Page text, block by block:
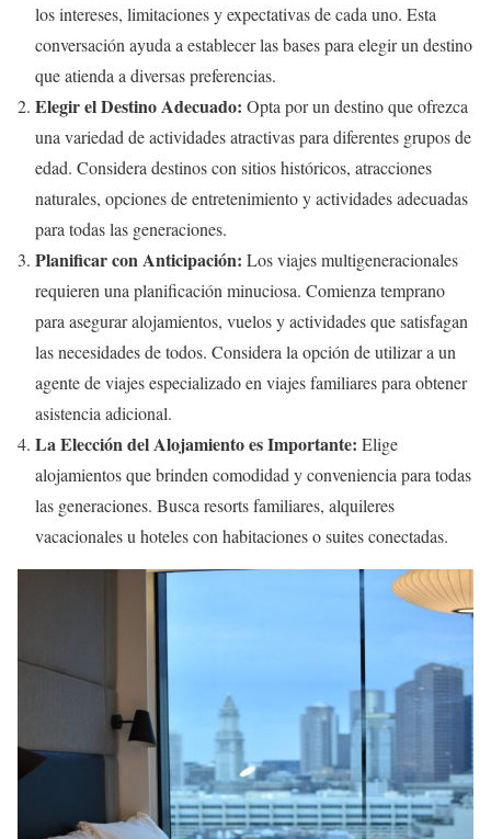
los intereses, limitaciones y expectativas de cada uno. Esta
conversación ayuda a establecer las bases para elegir un destino
que atienda a diversas preferencias.
Elegir el Destino Adecuado: Opta por un destino que ofrezca
una variedad de actividades atractivas para diferentes grupos de
edad. Considera destinos con sitios históricos, atracciones
naturales, opciones de entretenimiento y actividades adecuadas
para todas las generaciones.
Planificar con Anticipación: Los viajes multigeneracionales
requieren una planificación minuciosa. Comienza temprano
para asegurar alojamientos, vuelos y actividades que satisfagan
las necesidades de todos. Considera la opción de utilizar a un
agente de viajes especializado en viajes familiares para obtener
asistencia adicional.
La Elección del Alojamiento es Importante: Elige
alojamientos que brinden comodidad y conveniencia para todas
las generaciones. Busca resorts familiares, alquileres
vacacionales u hoteles con habitaciones o suites conectadas.